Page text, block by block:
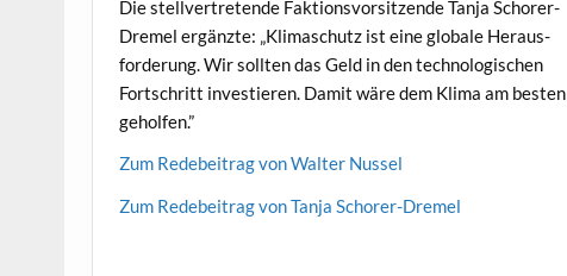
Die stel­lvertre­tende Fak­tionsvor­sitzende Tan­ja Schor­er-
Dremel ergänzte: „Kli­maschutz ist eine glob­ale Her­aus­
forderung. Wir soll­ten das Geld in den tech­nol­o­gis­chen
Fortschritt investieren. Damit wäre dem Kli­ma am besten
geholfen.”
Zum Rede­beitrag von Wal­ter Nussel
Zum Rede­beitrag von Tan­ja Schorer-Dremel